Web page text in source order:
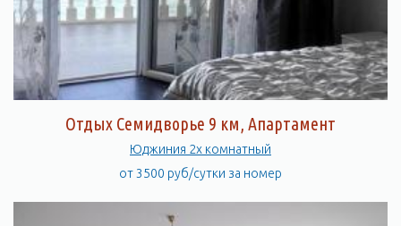
Отдых Семидворье 9 км, Апартамент
Юджиния 2х комнатный
от 3500 руб/сутки за номер